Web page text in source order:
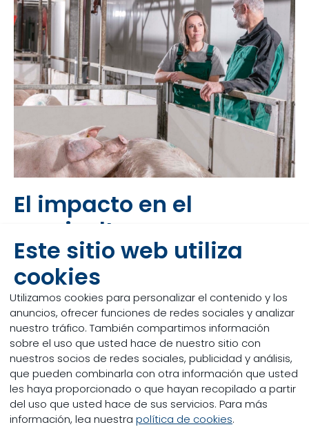
Este sitio web utiliza
cookies
Utilizamos cookies para personalizar el contenido y los
anuncios, ofrecer funciones de redes sociales y analizar
nuestro tráfico. También compartimos información
sobre el uso que usted hace de nuestro sitio con
nuestros socios de redes sociales, publicidad y análisis,
que pueden combinarla con otra información que usted
les haya proporcionado o que hayan recopilado a partir
del uso que usted hace de sus servicios. Para más
información, lea nuestra política de cookies.
El impacto en el
porcicultor
Los productores de cerdos y los nutricionistas
pueden evitar estos problemas proporcionando la
fuente de oligoelementos más biodisponible,
capaz de satisfacer las necesidades del cerdo de
una manera consistente y rentable. Lograr un
suministro constante de un nivel optimizado de
oligoelementos es importante para mantener el
rendimiento, la salud y el bienestar de los cerdos de
crecimiento-finalización.